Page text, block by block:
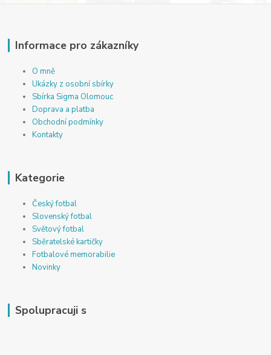
Informace pro zákazníky
O mně
Ukázky z osobní sbírky
Sbírka Sigma Olomouc
Doprava a platba
Obchodní podmínky
Kontakty
Kategorie
Český fotbal
Slovenský fotbal
Světový fotbal
Sběratelské kartičky
Fotbalové memorabilie
Novinky
Spolupracuji s